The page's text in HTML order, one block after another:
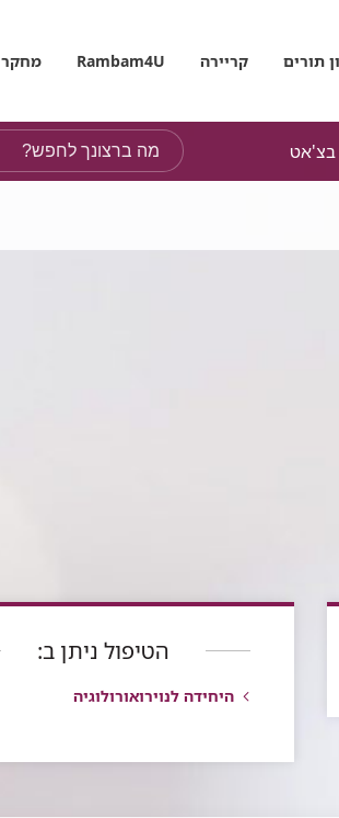
תורים קריירה Rambam4U מחקר
בחירת
שים
לב,
בבחירת
לאתר
בצ'אט
מה
ברצונך
לחפש?
הטיפול ניתן ב:
היחידה לנוירואורולוגיה